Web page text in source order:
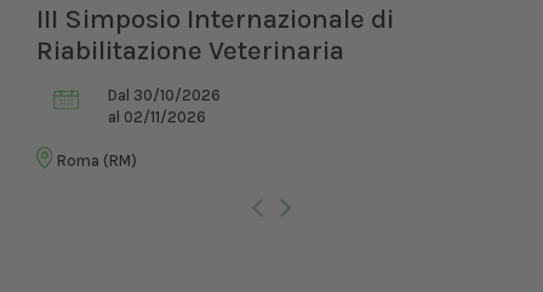
III Simposio Internazionale di
Riabilitazione Veterinaria
Dal 30/10/2026
al 02/11/2026
Roma (RM)